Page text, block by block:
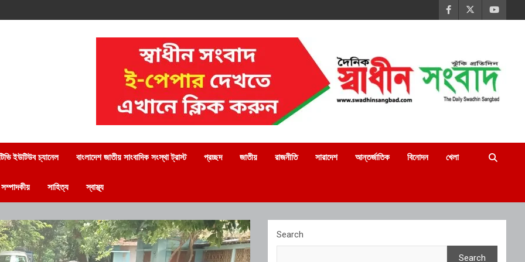
ইউটিউব চ্যানেল বাংলাদেশ জাতীয় সাংবাদিক সংস্থা ট্রাস্ট প্রচ্ছদ জাতীয় রাজনীতি সারাদেশ আন্তর্জাতিক বিনোদন খেলা
সম্পাদকীয় সাহিত্য স্বাস্থ্য
Search
Search